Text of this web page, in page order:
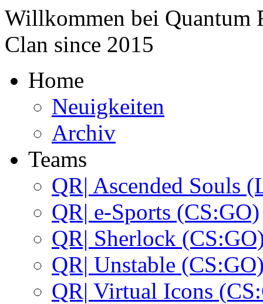
Willkommen bei Quantum
Clan since 2015
Home
Neuigkeiten
Archiv
Teams
QR| Ascended Souls
QR| e-Sports (CS:GO)
QR| Sherlock
QR| Unstable
QR| Virtual Icons